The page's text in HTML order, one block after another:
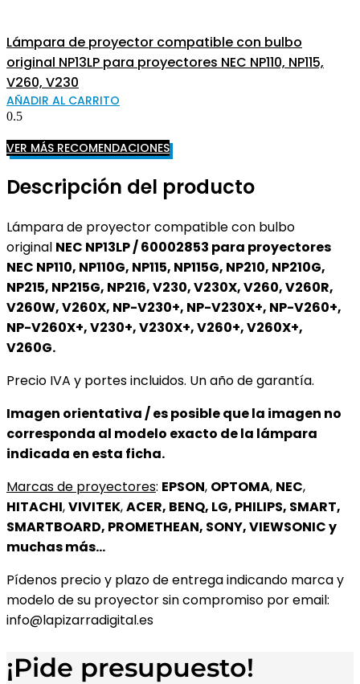
Lámpara de proyector compatible con bulbo
original NP13LP para proyectores NEC NP110, NP115,
V260, V230
AÑADIR AL CARRITO
VER MÁS RECOMENDACIONES
Descripción del producto
Lámpara de proyector compatible con bulbo
original NEC NP13LP / 60002853 para proyectores
NEC NP110, NP110G, NP115, NP115G, NP210, NP210G,
NP215, NP215G, NP216, V230, V230X, V260, V260R,
V260W, V260X, NP-V230+, NP-V230X+, NP-V260+,
NP-V260X+, V230+, V230X+, V260+, V260X+,
V260G.
Precio IVA y portes incluidos. Un año de garantía.
Imagen orientativa / es posible que la imagen no
corresponda al modelo exacto de la lámpara
indicada en esta ficha.
Marcas de proyectores: EPSON, OPTOMA, NEC,
HITACHI,VIVITEK,ACER, BENQ, LG, PHILIPS, SMART,
SMARTBOARD, PROMETHEAN, SONY, VIEWSONIC y
muchas más…
Pídenos precio y plazo de entrega indicando marca y
modelo de su proyector sin compromiso por email:
info@lapizarradigital.es
¡Pide presupuesto!